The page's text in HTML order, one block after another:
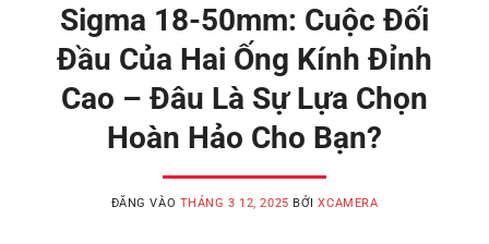
Sigma 18-50mm: Cuộc Đối
Đầu Của Hai Ống Kính Đỉnh
Cao – Đâu Là Sự Lựa Chọn
Hoàn Hảo Cho Bạn?
ĐĂNG VÀO THÁNG 3 12, 2025 BỞIXCAMERA